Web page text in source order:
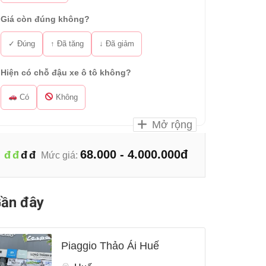
Giá còn đúng không?
✓ Đúng ↑ Đã tăng ↓ Đã giảm
Hiện có chỗ đậu xe ô tô không?
Có Không
Mở rộng
đđđđ Mức giá: 68.000 - 4.000.000đ
đây
Piaggio Thảo Ái Huế